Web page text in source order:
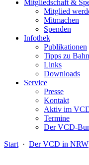
Mitgliedschaft &
Mitglied
Mitmachen
Spenden
Infothek
Publikationen
Tipps zu
Links
Downloads
Service
Presse
Kontakt
Aktiv im
Termine
Der VCD-
Start · Der VCD in NRW